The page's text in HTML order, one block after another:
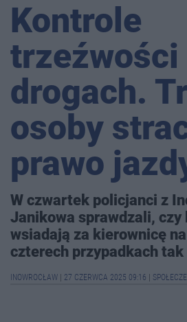
Kontrole
trzeźwości
drogach.
osoby
prawo
W czwartek policjanci z
Janikowa sprawdzali, czy
wsiadają za kierownicę
czterech przypadkach tak
INOWROCŁAW 27 CZERWCA 2025 09:16